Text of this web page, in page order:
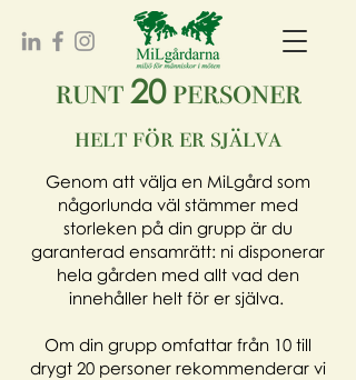
runt 20personer
helt för er själva
Genom att välja en MiLgård som
någorlunda väl stämmer med
storleken på din grupp är du
garanterad ensamrätt: ni disponerar
hela gården med allt vad den
innehåller helt för er själva.
Om din grupp omfattar från 10 till
drygt 20 personer rekommenderar vi